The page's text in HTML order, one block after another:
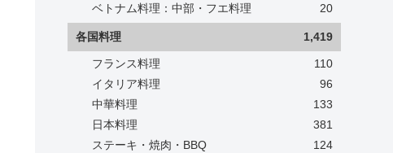
ベトナム料理：中部・フエ料理
20
各国料理 1,419
フランス料理
110
イタリア料理
96
中華料理
133
日本料理
381
ステーキ・焼肉・BBQ
124